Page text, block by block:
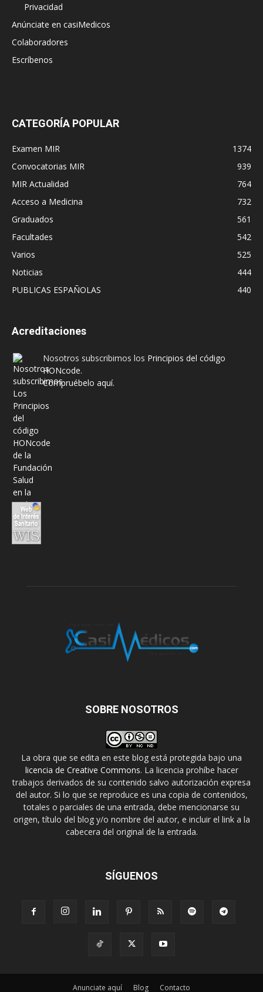
Privacidad
Anúnciate en casiMedicos
Colaboradores
Escríbenos
CATEGORÍA POPULAR
Examen MIR
1374
Convocatorias MIR
939
MIR Actualidad
764
Acceso a Medicina
732
Graduados
561
Facultades
542
Varios
525
Noticias
444
PUBLICAS ESPAÑOLAS
440
Acreditaciones
Nosotros subscribimos los Principios del código
HONcode.
Compruébelo aquí.
SOBRE NOSOTROS
La obra que se edita en este blog está protegida bajo una
licencia de Creative Commons. La licencia prohíbe hacer
trabajos derivados de su contenido salvo autorización expresa
del autor. Si lo que se reproduce es una copia de contenidos,
totales o parciales de una entrada, debe mencionarse su
origen, título del blog y/o nombre del autor, e incluir el link a la
cabecera del original de la entrada.
SÍGUENOS
Anunciate aquí Blog Contacto